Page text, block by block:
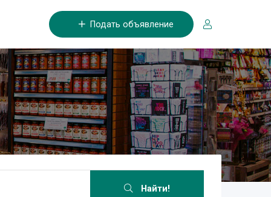
Подать объявление
Найти!